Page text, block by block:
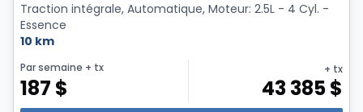
Traction intégrale, Automatique, Moteur: 2.5L - 4 Cyl. -
Essence
10 km
Par semaine + tx
187 $
+ tx
43 385$